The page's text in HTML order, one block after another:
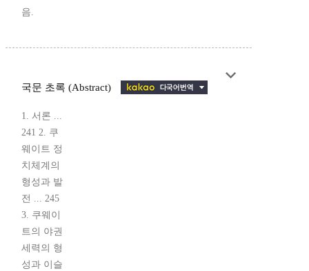
음.
국문 초록 (Abstract)
1. 서론 ...
241 2. 쿠
웨이트 정
치체계의
형성과 발
전 ... 245
3. 쿠웨이
트의 야권
세력의 형
성과 이슬